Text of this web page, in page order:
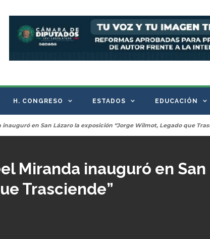
H. CONGRESO ESTADOS EDUCACIÓN
en San Lázaro la exposición “Jorge Wilmot, Legado que
Miranda inauguró en
Trasciende”